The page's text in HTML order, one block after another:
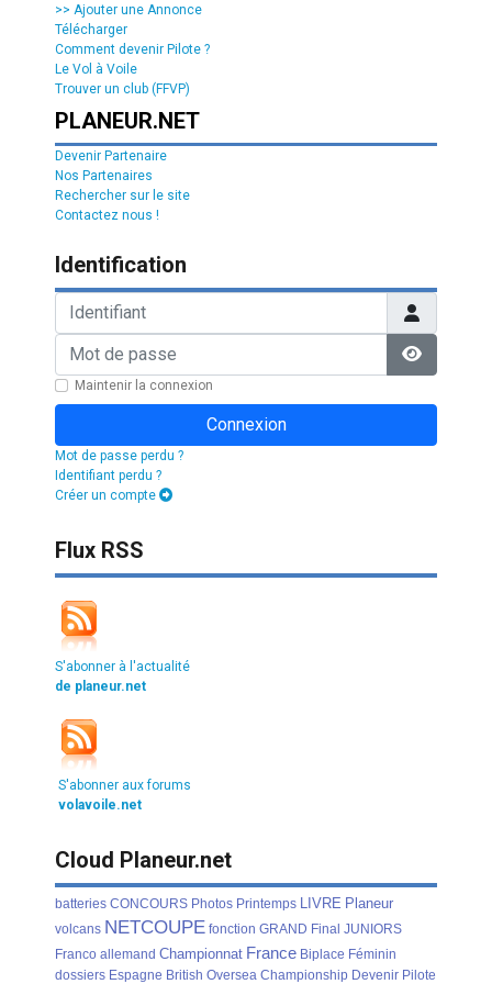
>> Ajouter une Annonce
Télécharger
Comment devenir Pilote ?
Le Vol à Voile
Trouver un club (FFVP)
PLANEUR.NET
Devenir Partenaire
Nos Partenaires
Rechercher sur le site
Contactez nous !
Identification
Identifiant
Mot de passe
Afficher
Maintenir la connexion
Connexion
Mot de passe perdu ?
Identifiant perdu ?
Créer un compte
Flux RSS
S'abonner à l'actualité
de planeur.net
S'abonner aux forums
volavoile.net
Cloud Planeur.net
batteries CONCOURS Photos Printemps LIVRE Planeur
volcans NETCOUPE fonction GRAND Final JUNIORS
Franco allemand Championnat France Biplace Féminin
dossiers Espagne British Oversea Championship Devenir Pilote